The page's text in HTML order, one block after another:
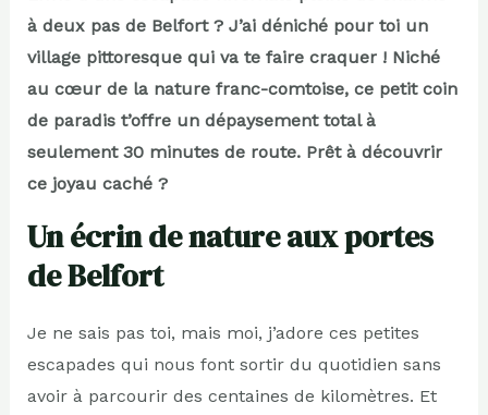
à deux pas de Belfort ? J’ai déniché pour toi un
village pittoresque qui va te faire craquer ! Niché
au cœur de la nature franc-comtoise, ce petit coin
de paradis t’offre un dépaysement total à
seulement 30 minutes de route. Prêt à découvrir
ce joyau caché ?
Un écrin de nature aux portes
de Belfort
Je ne sais pas toi, mais moi, j’adore ces petites
escapades qui nous font sortir du quotidien sans
avoir à parcourir des centaines de kilomètres. Et